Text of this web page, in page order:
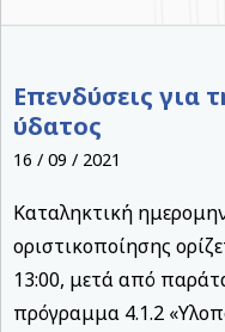
Επενδύσεις για
ύδατος
16 / 09 / 2021
Καταληκτική
οριστικοποίησης
13:00, μετά από
πρόγραμμα 4.1.2